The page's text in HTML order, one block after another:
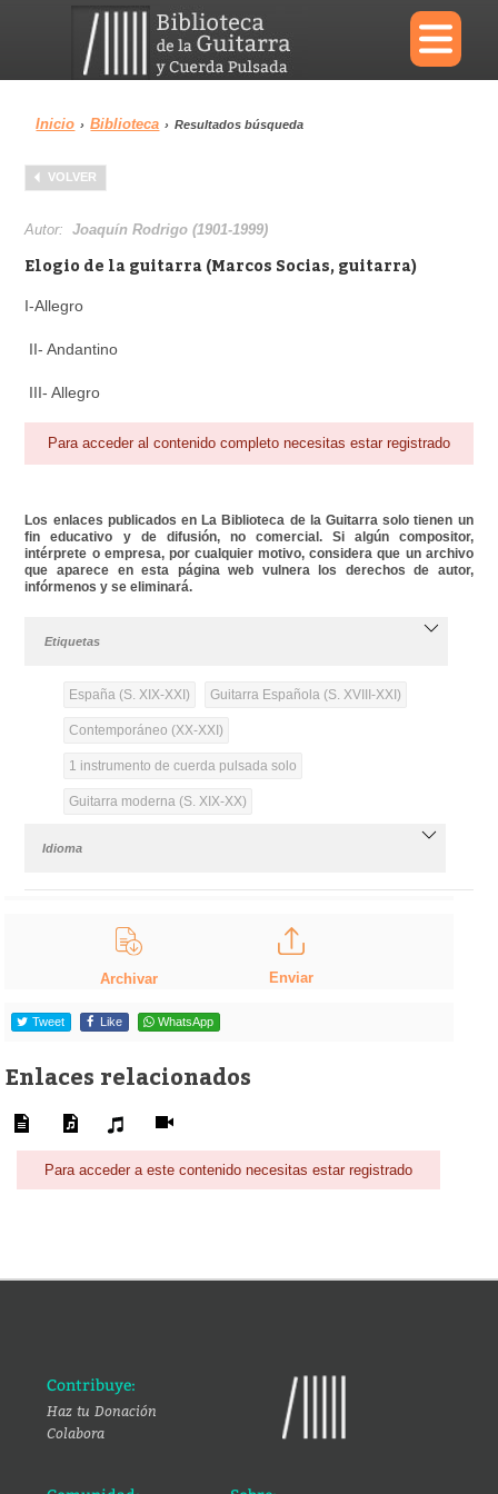
×
Menu
Biblioteca
Área personal
Inicio › Biblioteca › Resultados búsqueda
VOLVER
Autor:Joaquín Rodrigo (1901-1999)
Elogio de la guitarra (Marcos Socias, guitarra)
I-Allegro
II- Andantino
III- Allegro
Para acceder al contenido completo necesitas estar registrado
Los enlaces publicados en La Biblioteca de la Guitarra solo tienen un
fin educativo y de difusión, no comercial. Si algún compositor,
intérprete o empresa, por cualquier motivo, considera que un archivo
que aparece en esta página web vulnera los derechos de autor,
infórmenos y se eliminará.
Etiquetas
España (S. XIX-XXI) Guitarra Española (S. XVIII-XXI)
Contemporáneo (XX-XXI)
1 instrumento de cuerda pulsada solo
Guitarra moderna (S. XIX-XX)
Idioma
Archivar Enviar
Tweet Like WhatsApp
Enlaces relacionados
Para acceder a este contenido necesitas estar registrado
Contribuye:
Haz tu Donación
Colabora